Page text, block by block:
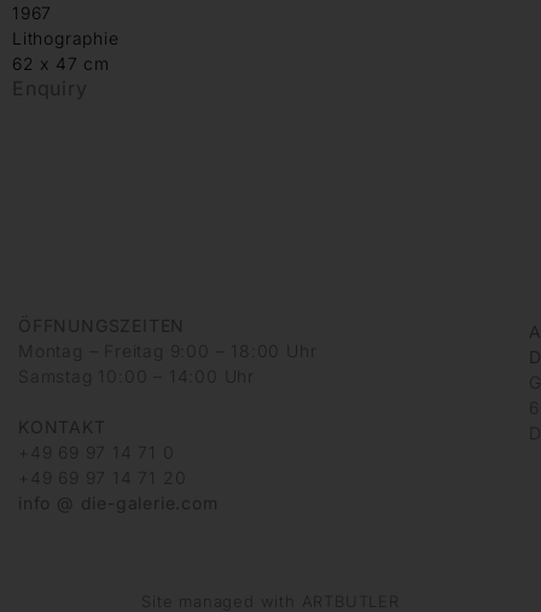
1967
Lithographie
62 x 47 cm
Enquiry
ÖFFNUNGSZEITEN
Montag – Freitag 9:00 – 18:00 Uhr
Samstag 10:00 – 14:00 Uhr
KONTAKT
+49 69 97 14 71 0
+49 69 97 14 71 20
info @ die-galerie.com
Site managed with ARTBUTLER